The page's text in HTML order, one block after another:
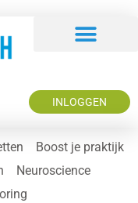
INLOGGEN
Boost je praktijk
Neuroscience